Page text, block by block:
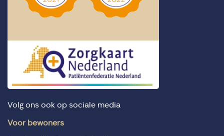
Volg ons ook op sociale media
Voor bewoners